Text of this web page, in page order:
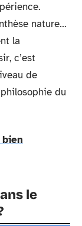
nature…
la
c’est
de
du
le